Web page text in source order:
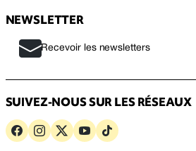
NEWSLETTER
Recevoir les newsletters
SUIVEZ-NOUS SUR LES RÉSEAUX